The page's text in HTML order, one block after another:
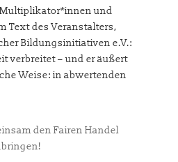
und
Text des Veranstalters,
Bildungsinitiativen e.V.:
verbreitet – und er äußert
Weise: in abwertenden
den Fairen Handel